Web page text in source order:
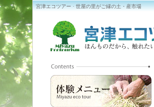
宮津エコツアー · 世屋の里がご縁の土・産市場